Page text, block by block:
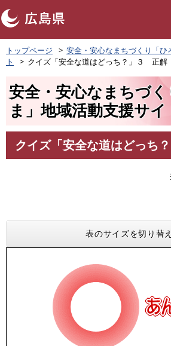
ペ
ー
ジ
す
トップページ
安全・安心なまちづくり「ひ
ト
クイズ「安全な道はどっち？」３ 正解
安全・安心なまちづ
ま」地域活動支援サイ
文
クイズ「安全な道はどっち
表のサイズを切り替